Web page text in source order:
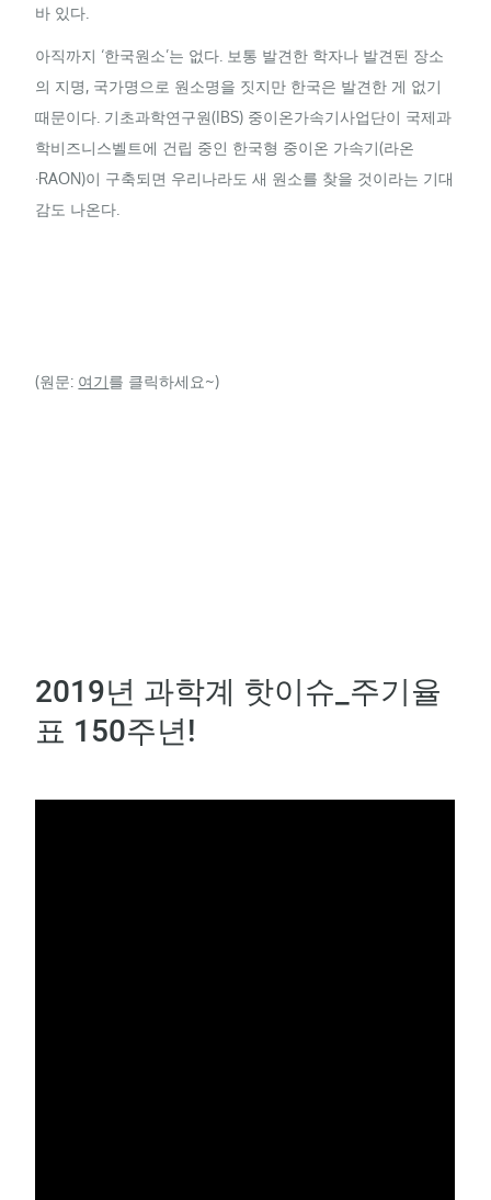
바 있다.
아직까지 ‘한국원소’는 없다. 보통 발견한 학자나 발견된 장소
의 지명, 국가명으로 원소명을 짓지만 한국은 발견한 게 없기
때문이다. 기초과학연구원(IBS) 중이온가속기사업단이 국제과
학비즈니스벨트에 건립 중인 한국형 중이온 가속기(라온
·RAON)이 구축되면 우리나라도 새 원소를 찾을 것이라는 기대
감도 나온다.
(원문: 여기를 클릭하세요~)
2019년 과학계 핫이슈_주기율
표 150주년!